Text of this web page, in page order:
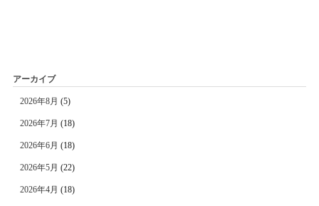
アーカイブ
2026年8月 (5)
2026年7月 (18)
2026年6月 (18)
2026年5月 (22)
2026年4月 (18)